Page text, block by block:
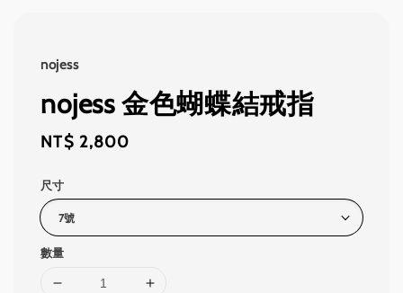
nojess
nojess 金色蝴蝶結戒指
Regular
NT$ 2,800
尺寸
數量